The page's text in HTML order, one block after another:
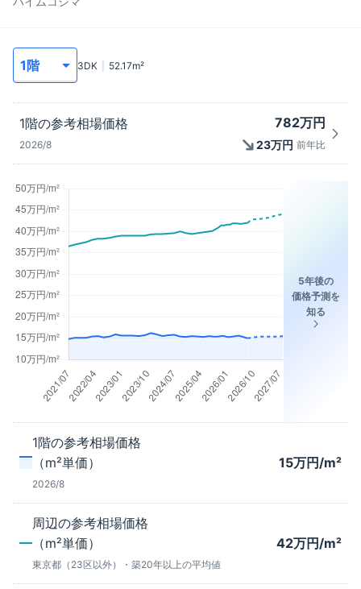
3DK 52.17m²
1階の参考相場価格
2026/8
782万円
23万円 前年比
5年後の
価格予測を
知る
1階の参考相場価格
（m²単価）
2026/8
15万円/m²
周辺の参考相場価格
（m²単価）
東京都（23区以外） ・築20年以上の平均値
42万円/m²